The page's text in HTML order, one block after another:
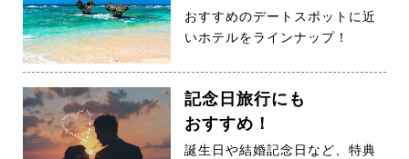
おすすめのデートスポットに近
いホテルをラインナップ！
記念日旅行にも
おすすめ！
誕生日や結婚記念日など、特典